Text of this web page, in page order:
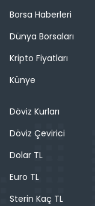
Borsa Haberleri
Dünya Borsaları
Kripto Fiyatları
Künye
Döviz Kurları
Döviz Çevirici
Dolar TL
Euro TL
Sterin Kaç TL